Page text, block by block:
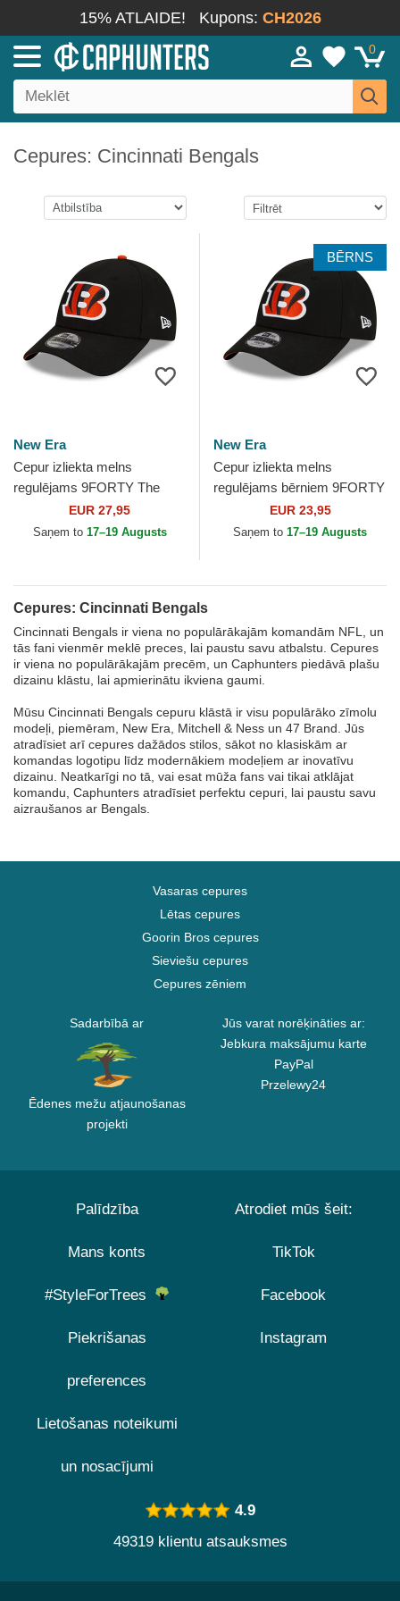
15% ATLAIDE! Kupons: CH2026
0
Cepures: Cincinnati Bengals
New Era
Cepur izliekta melns
regulējams 9FORTY The
League no Cincinnati Bengals
NFL no New Era
EUR 27,95
Saņem to 17–19 Augusts
BĒRNS
New Era
Cepur izliekta melns
regulējams bērniem 9FORTY
The League no Cincinnati
Bengals NFL no New Era
EUR 23,95
Saņem to 17–19 Augusts
Cepures: Cincinnati Bengals
Cincinnati Bengals ir viena no populārākajām komandām NFL, un
tās fani vienmēr meklē preces, lai paustu savu atbalstu. Cepures
ir viena no populārākajām precēm, un Caphunters piedāvā plašu
dizainu klāstu, lai apmierinātu ikviena gaumi.
Mūsu Cincinnati Bengals cepuru klāstā ir visu populārāko zīmolu
modeļi, piemēram, New Era, Mitchell & Ness un 47 Brand. Jūs
atradīsiet arī cepures dažādos stilos, sākot no klasiskām ar
komandas logotipu līdz modernākiem modeļiem ar inovatīvu
dizainu. Neatkarīgi no tā, vai esat mūža fans vai tikai atklājat
komandu, Caphunters atradīsiet perfektu cepuri, lai paustu savu
aizraušanos ar Bengals.
Vasaras cepures
Lētas cepures
Goorin Bros cepures
Sieviešu cepures
Cepures zēniem
Sadarbībā ar
Ēdenes mežu atjaunošanas
projekti
Jūs varat norēķināties ar:
Jebkura maksājumu karte
PayPal
Przelewy24
Palīdzība
Mans konts
#StyleForTrees
Piekrišanas
preferences
Lietošanas noteikumi
un nosacījumi
Atrodiet mūs šeit:
TikTok
Facebook
Instagram
4.9
49319 klientu atsauksmes